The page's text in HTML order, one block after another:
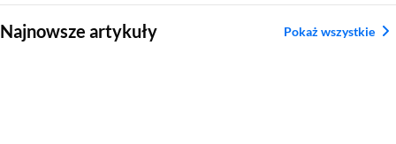
Najnowsze artykuły Pokaż wszystkie